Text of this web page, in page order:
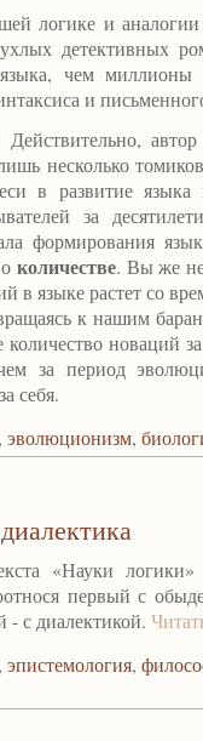
логике и
детективных
чем миллионы
и
несколько
в развитие
за
формирования
количестве. Вы же не
в языке растет со
к нашим
новаций
за период
себя.
, эволюционизм,
«Науки логики»
первый с
- с диалектикой.
, эпистемология,